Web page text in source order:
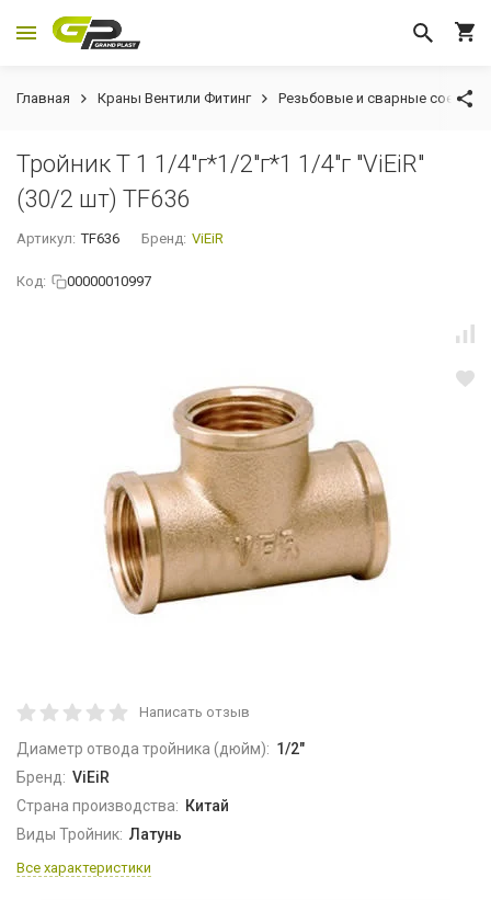
Главная Краны Вентили Фитинг Резьбовые и сварные
Тройник Т 1 1/4"г*1/2"г*1 1/4"г "ViEiR"
(30/2 шт) TF636
Артикул: TF636 Бренд: ViEiR
Код: 00000010997
Написать отзыв
Диаметр отвода тройника (дюйм): 1/2"
Бренд: ViEiR
Страна производства: Китай
Виды Тройник: Латунь
Все характеристики